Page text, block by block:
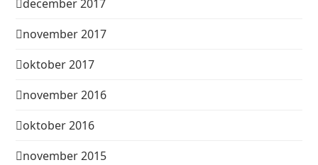
december 2017
november 2017
oktober 2017
november 2016
oktober 2016
november 2015